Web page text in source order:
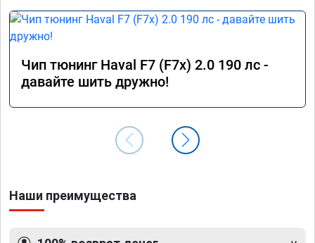
Чип тюнинг Haval F7 (F7x) 2.0 190 лс -
давайте шить дружно!
Наши преимущества